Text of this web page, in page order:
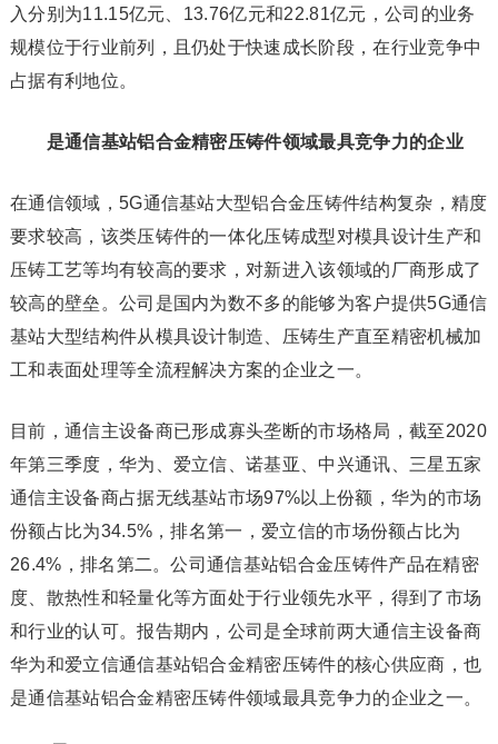
入分别为11.15亿元、13.76亿元和22.81亿元，公司的业务
规模位于行业前列，且仍处于快速成长阶段，在行业竞争中
占据有利地位。
是通信基站铝合金精密压铸件领域最具竞争力的企业
在通信领域，5G通信基站大型铝合金压铸件结构复杂，精度
要求较高，该类压铸件的一体化压铸成型对模具设计生产和
压铸工艺等均有较高的要求，对新进入该领域的厂商形成了
较高的壁垒。公司是国内为数不多的能够为客户提供5G通信
基站大型结构件从模具设计制造、压铸生产直至精密机械加
工和表面处理等全流程解决方案的企业之一。
目前，通信主设备商已形成寡头垄断的市场格局，截至2020
年第三季度，华为、爱立信、诺基亚、中兴通讯、三星五家
通信主设备商占据无线基站市场97%以上份额，华为的市场
份额占比为34.5%，排名第一，爱立信的市场份额占比为
26.4%，排名第二。公司通信基站铝合金压铸件产品在精密
度、散热性和轻量化等方面处于行业领先水平，得到了市场
和行业的认可。报告期内，公司是全球前两大通信主设备商
华为和爱立信通信基站铝合金精密压铸件的核心供应商，也
是通信基站铝合金精密压铸件领域最具竞争力的企业之一。